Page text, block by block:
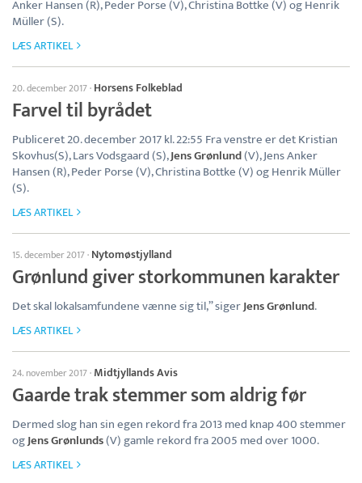
Anker Hansen (R), Peder Porse (V), Christina Bottke (V) og Henrik
Müller (S).
LÆS ARTIKEL
20. december 2017· Horsens Folkeblad
Farvel til byrådet
Publiceret 20. december 2017 kl. 22:55 Fra venstre er det Kristian
Skovhus(S), Lars Vodsgaard (S),Jens Grønlund(V), Jens Anker
Hansen (R), Peder Porse (V), Christina Bottke (V) og Henrik Müller
(S).
LÆS ARTIKEL
15. december 2017· Nytomøstjylland
Grønlund giver storkommunen karakter
Det skal lokalsamfundene vænne sig til,” sigerJens Grønlund.
LÆS ARTIKEL
24. november 2017· Midtjyllands Avis
Gaarde trak stemmer som aldrig før
Dermed slog han sin egen rekord fra 2013 med knap 400 stemmer
ogJens Grønlunds(V) gamle rekord fra 2005 med over 1000.
LÆS ARTIKEL